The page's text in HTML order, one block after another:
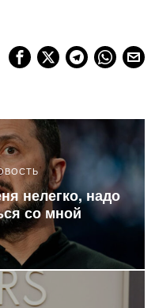
нелегко, надо
со мной